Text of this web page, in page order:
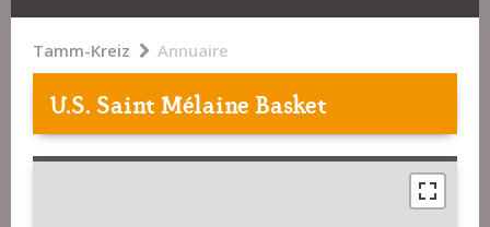
Tamm-Kreiz Annuaire
U.S. Saint Mélaine Basket